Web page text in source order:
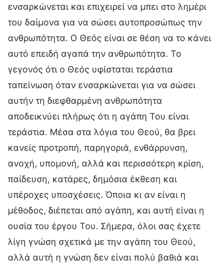
ενσαρκώνεται και επιχειρεί να μπει στο λημέρι
του δαίμονα για να σώσει αυτοπροσώπως την
ανθρωπότητα. Ο Θεός είναι σε θέση να το κάνει
αυτό επειδή αγαπά την ανθρωπότητα. Το
γεγονός ότι ο Θεός υφίσταται τεράστια
ταπείνωση όταν ενσαρκώνεται για να σώσει
αυτήν τη διεφθαρμένη ανθρωπότητα
αποδεικνύει πλήρως ότι η αγάπη Του είναι
τεράστια. Μέσα στα λόγια του Θεού, θα βρει
κανείς προτροπή, παρηγοριά, ενθάρρυνση,
ανοχή, υπομονή, αλλά και περισσότερη κρίση,
παίδευση, κατάρες, δημόσια έκθεση και
υπέροχες υποσχέσεις. Όποια κι αν είναι η
μέθοδος, διέπεται από αγάπη, και αυτή είναι η
ουσία του έργου Του. Σήμερα, όλοι σας έχετε
λίγη γνώση σχετικά με την αγάπη του Θεού,
αλλά αυτή η γνώση δεν είναι πολύ βαθιά και